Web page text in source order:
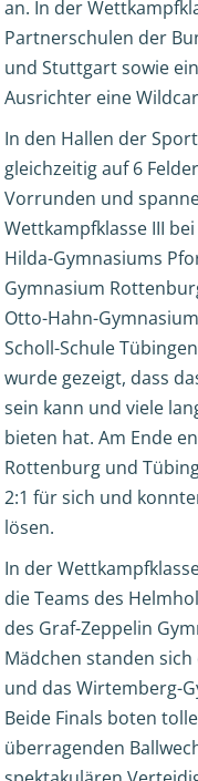
an. In der
Partnerschulen der
und Stuttgart sowie
Ausrichter eine
In den Hallen der
gleichzeitig auf 6
Vorrunden und
Wettkampfklasse III
Hilda-Gymnasiums
Gymnasium
Otto-Hahn-
Scholl-Schule
wurde gezeigt, dass
sein kann und viele
bieten hat. Am Ende
Rottenburg und
2:1 für sich und
lösen.
In der
die Teams des
des Graf-Zeppelin
Mädchen standen
und das Wirtemberg-
Beide Finals boten
überragenden